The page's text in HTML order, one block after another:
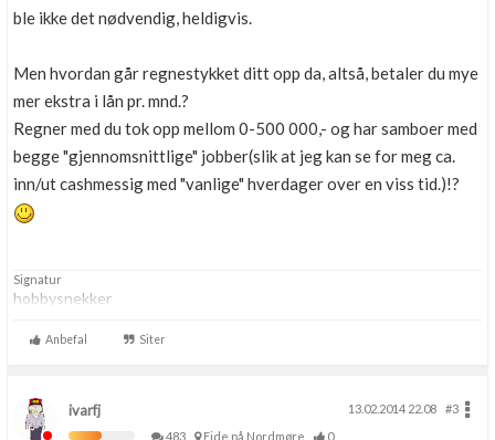
ble ikke det nødvendig, heldigvis.
Men hvordan går regnestykket ditt opp da, altså, betaler du mye
mer ekstra i lån pr. mnd.?
Regner med du tok opp mellom 0-500 000,- og har samboer med
begge "gjennomsnittlige" jobber(slik at jeg kan se for meg ca.
inn/ut cashmessig med "vanlige" hverdager over en viss tid.)!?
Signatur
hobbysnekker
Anbefal Siter
ivarfj 13.02.2014 22.08
#3
483
Eide på Nordmøre 0